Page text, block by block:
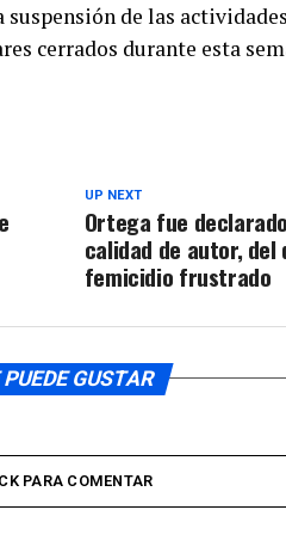
de las
cerrados durante esta
UP NEXT
Ortega fue
calidad de autor, del
femicidio frustrado
PUEDE GUSTAR
PARA COMENTAR